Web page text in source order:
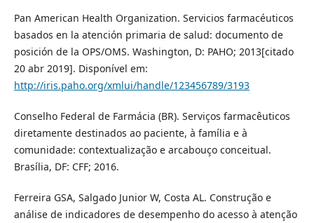
Pan American Health Organization. Servicios farmacéuticos
basados en la atención primaria de salud: documento de
posición de la OPS/OMS. Washington, D: PAHO; 2013[citado
20 abr 2019]. Disponível em:
http://iris.paho.org/xmlui/handle/123456789/3193
Conselho Federal de Farmácia (BR). Serviços farmacêuticos
diretamente destinados ao paciente, à família e à
comunidade: contextualização e arcabouço conceitual.
Brasília, DF: CFF; 2016.
Ferreira GSA, Salgado Junior W, Costa AL. Construção e
análise de indicadores de desempenho do acesso à atenção